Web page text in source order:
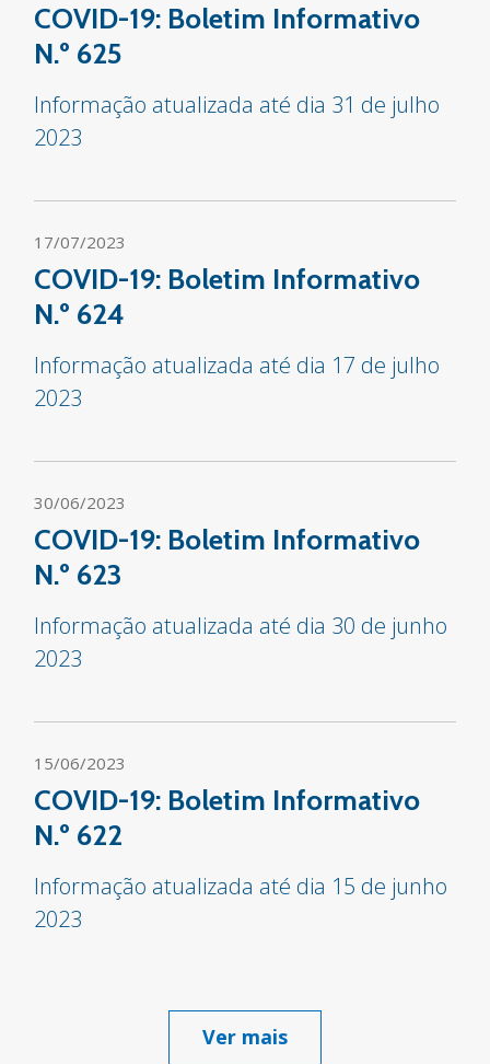
COVID-19: Boletim Informativo
N.º 625
Informação atualizada até dia 31 de julho
2023
17/07/2023
COVID-19: Boletim Informativo
N.º 624
Informação atualizada até dia 17 de julho
2023
30/06/2023
COVID-19: Boletim Informativo
N.º 623
Informação atualizada até dia 30 de junho
2023
15/06/2023
COVID-19: Boletim Informativo
N.º 622
Informação atualizada até dia 15 de junho
2023
Ver mais